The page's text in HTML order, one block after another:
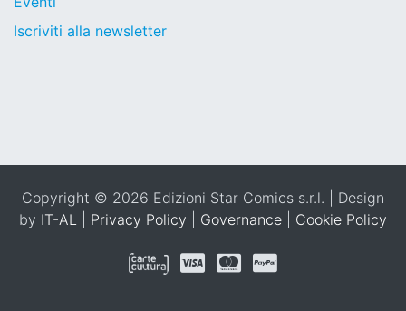
Iscriviti alla newsletter
Copyright © 2026 Edizioni Star Comics s.r.l. | Design
by IT-AL Privacy Policy Governance Cookie Policy